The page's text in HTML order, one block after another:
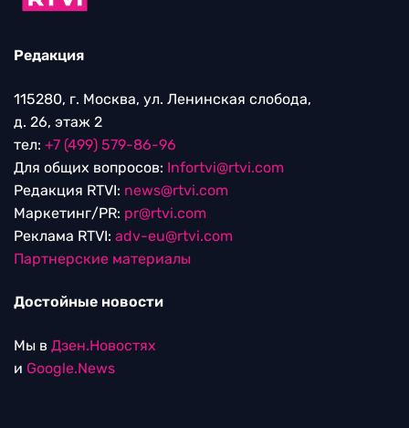
Редакция
115280, г. Москва, ул. Ленинская слобода,
д. 26, этаж 2
тел: +7 (499) 579-86-96
Для общих вопросов: Infortvi@rtvi.com
Редакция RTVI: news@rtvi.com
Маркетинг/PR: pr@rtvi.com
Реклама RTVI: adv-eu@rtvi.com
Партнерские материалы
Достойные новости
Мы в Дзен.Новостях
и Google.News